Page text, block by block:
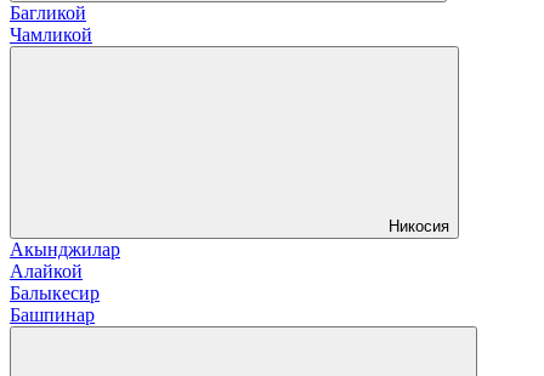
Багликой
Чамликой
Никосия
Акынджилар
Алайкой
Балыкесир
Башпинар